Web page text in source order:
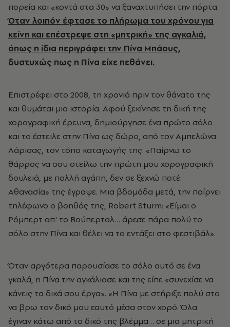
πορεία και «κοντά στα 30» να ξαναχτυπήσει την πόρτα.
Όταν λοιπόν έφτασε το πλήρωμα του χρόνου για
κείνη και επέστρεψε στη «μητρική» της αγκαλιά,
όπως η ίδια περιγράφει την Πίνα Μπάους,
δυστυχώς πως η Πίνα είχε πεθάνει.
Επιστρέφει στο 2008, τη χρονιά πριν τον θάνατο της
και θυμάται μια ιστορία. Αφού ξεκίνησε τη δική της
χορογραφική έρευνα, δημιούργησε ένα πρώτο σόλο
και το έστειλε στην Πίνα ως δώρο, από τον Αμπελώνα
Λάρισας, τον τόπο καταγωγής της. «Παίρνω το
θάρρος να σου στείλω την πρώτη μου χορογραφική
δουλειά, με πολλή αγάπη, δεν σε ξεχνώ ποτέ.
Αθανασία» της έγραψε. Μια βδομάδα μετά, την παίρνει
τηλέφωνο ο βοηθός της, Robert Sturm: «Είμαι ο
Ρόμπερτ απ' το Βούπερταλ… άρεσε πάρα πολύ το
σόλο στην Πίνα και θέλει να το εντάξει στο φεστιβάλ».
Όταν αργότερα παρουσίασε το σόλο αυτό σε ένα
γκαλά, η Πίνα την αγκάλιασε και της είπε «συνεχίσε να
κάνεις τα δικά σου έργα». «Η Πίνα με στήριξε πολύ στο
να βρω τον δικό μου εαυτό μέσα στον χορό. Όλα
έγιναν κάτω από το δικό της βλέμμα… σε μια μητρική